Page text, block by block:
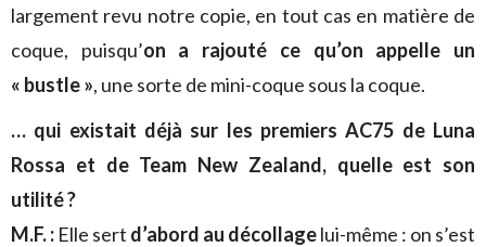
largement revu notre copie, en tout cas en matière de
coque, puisqu’on a rajouté ce qu’on appelle un
« bustle », une sorte de mini-coque sous la coque.
… qui existait déjà sur les premiers AC75 de Luna
Rossa et de Team New Zealand, quelle est son
utilité ?
M.F. : Elle sert d’abord au décollagelui-même : on s’est